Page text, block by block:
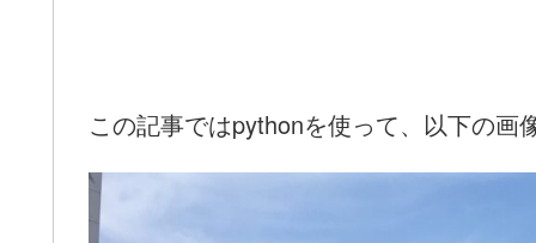
この記事ではpythonを使って、以下の画